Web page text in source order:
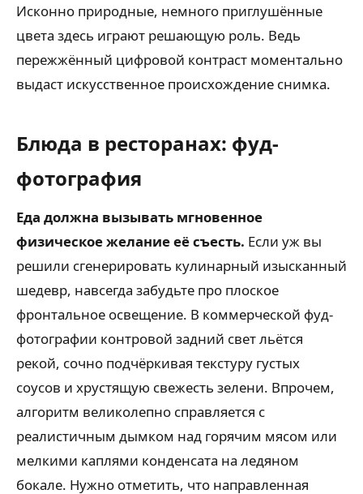
Исконно природные, немного приглушённые
цвета здесь играют решающую роль. Ведь
пережжённый цифровой контраст моментально
выдаст искусственное происхождение снимка.
Блюда в ресторанах: фуд-
фотография
Еда должна вызывать мгновенное
физическое желание её съесть. Если уж вы
решили сгенерировать кулинарный изысканный
шедевр, навсегда забудьте про плоское
фронтальное освещение. В коммерческой фуд-
фотографии контровой задний свет льётся
рекой, сочно подчёркивая текстуру густых
соусов и хрустящую свежесть зелени. Впрочем,
алгоритм великолепно справляется с
реалистичным дымком над горячим мясом или
мелкими каплями конденсата на ледяном
бокале. Нужно отметить, что направленная